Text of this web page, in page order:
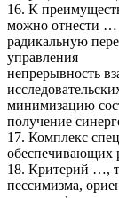
16. К
можно отнести …
радикальную
управления
непрерывность
минимизацию
получение
17. Комплекс
обеспечивающих
18. Критерий …,
пессимизма,